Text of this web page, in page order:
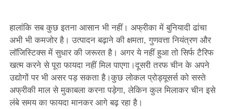
हालांकि सब कुछ इतना आसान भी नहीं। अफ्रीका में बुनियादी ढांचा
अभी भी कमजोर है। उत्पादन बढ़ाने की क्षमता, गुणवत्ता नियंत्रण और
लॉजिस्टिक्स में सुधार की जरूरत है। अगर ये नहीं हुआ तो सिर्फ टैरिफ
खत्म करने से पूरा फायदा नहीं मिल पाएगा।दूसरी तरफ चीन के अपने
उद्योगों पर भी असर पड़ सकता है।कुछ लोकल प्रोड्यूसर्स को सस्ते
अफ्रीकी माल से मुकाबला करना पड़ेगा, लेकिन कुल मिलाकर चीन इसे
लंबे समय का फायदा मानकर आगे बढ़ रहा है।